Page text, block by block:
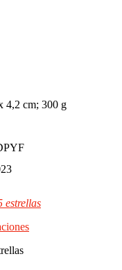
4,2 cm; 300 g
estrellas